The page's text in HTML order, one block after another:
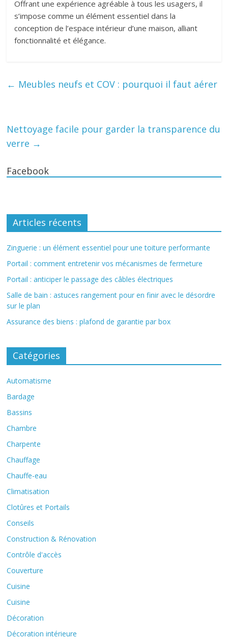
Offrant une expérience agréable à tous les usagers, il
s’impose comme un élément essentiel dans la
conception de l’espace intérieur d’une maison, alliant
fonctionnalité et élégance.
← Meubles neufs et COV : pourquoi il faut aérer
Nettoyage facile pour garder la transparence du
verre →
Facebook
Articles récents
Zinguerie : un élément essentiel pour une toiture performante
Portail : comment entretenir vos mécanismes de fermeture
Portail : anticiper le passage des câbles électriques
Salle de bain : astuces rangement pour en finir avec le désordre
sur le plan
Assurance des biens : plafond de garantie par box
Catégories
Automatisme
Bardage
Bassins
Chambre
Charpente
Chauffage
Chauffe-eau
Climatisation
Clotûres et Portails
Conseils
Construction & Rénovation
Contrôle d'accès
Couverture
Cuisine
Cuisine
Décoration
Décoration intérieure